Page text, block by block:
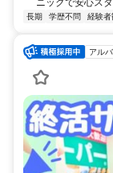
長期 学歴不問 経験者
アル